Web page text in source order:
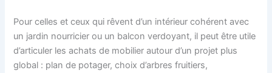
Pour celles et ceux qui rêvent d’un intérieur cohérent avec
un jardin nourricier ou un balcon verdoyant, il peut être utile
d’articuler les achats de mobilier autour d’un projet plus
global : plan de potager, choix d’arbres fruitiers,